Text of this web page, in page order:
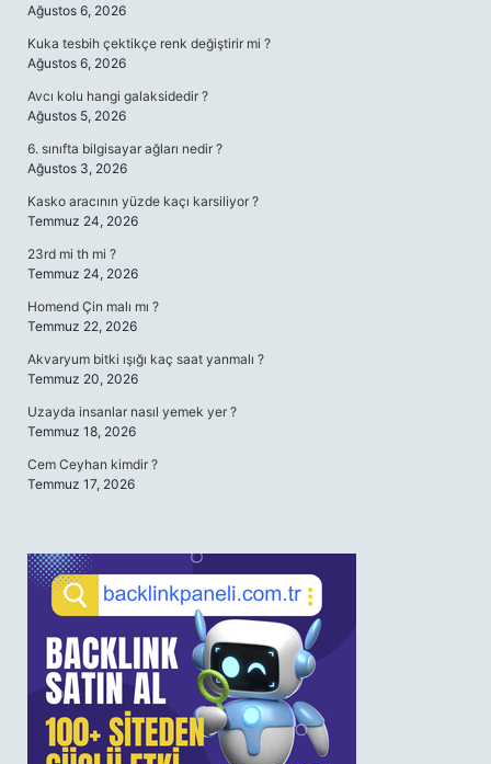
Ağustos 6, 2026
Kuka tesbih çektikçe renk değiştirir mi ?
Ağustos 6, 2026
Avcı kolu hangi galaksidedir ?
Ağustos 5, 2026
6. sınıfta bilgisayar ağları nedir ?
Ağustos 3, 2026
Kasko aracının yüzde kaçı karsiliyor ?
Temmuz 24, 2026
23rd mi th mi ?
Temmuz 24, 2026
Homend Çin malı mı ?
Temmuz 22, 2026
Akvaryum bitki ışığı kaç saat yanmalı ?
Temmuz 20, 2026
Uzayda insanlar nasıl yemek yer ?
Temmuz 18, 2026
Cem Ceyhan kimdir ?
Temmuz 17, 2026